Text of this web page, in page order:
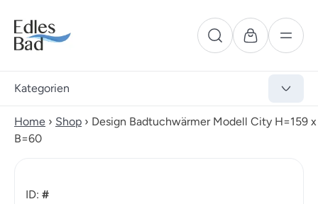
Kategorien
Home › Shop › Design Badtuchwärmer Modell City H=159 x
B=60
ID: #